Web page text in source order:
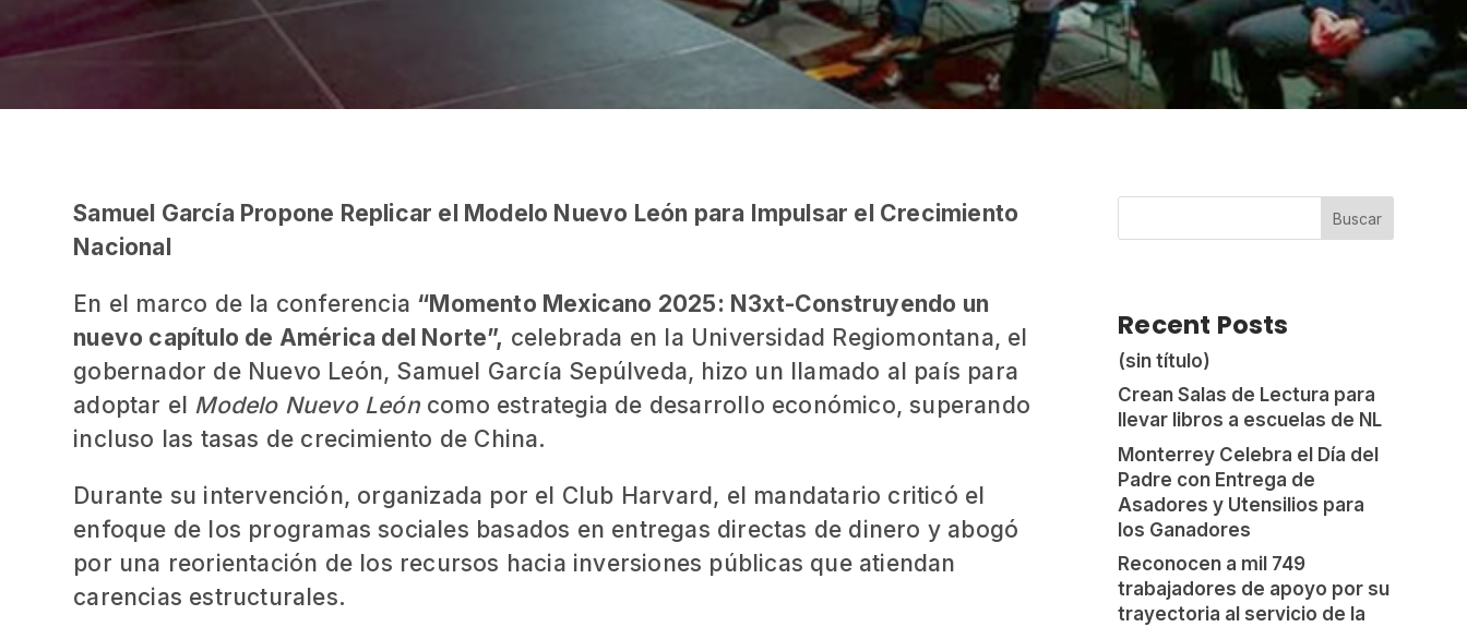
Samuel García Propone Replicar el Modelo Nuevo León para Impulsar el Crecimiento
Nacional
En el marco de la conferencia “Momento Mexicano 2025: N3xt-Construyendo un
nuevo capítulo de América del Norte”, celebrada en la Universidad Regiomontana, el
gobernador de Nuevo León, Samuel García Sepúlveda, hizo un llamado al país para
adoptar el Modelo Nuevo Leóncomo estrategia de desarrollo económico, superando
incluso las tasas de crecimiento de China.
Durante su intervención, organizada por el Club Harvard, el mandatario criticó el
enfoque de los programas sociales basados en entregas directas de dinero y abogó
por una reorientación de los recursos hacia inversiones públicas que atiendan
carencias estructurales.
Buscar
Recent Posts
(sin título)
Crean Salas de Lectura para
llevar libros a escuelas de NL
Monterrey Celebra el Día del
Padre con Entrega de
Asadores y Utensilios para
los Ganadores
Reconocen a mil 749
trabajadores de apoyo por su
trayectoria al servicio de la